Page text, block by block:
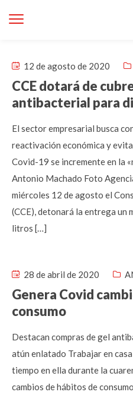
12 de agosto de 2020
CCE dotará de
antibacterial para
El sector empresarial busca
reactivación económica y
Covid-19 se incremente en la
Antonio Machado Foto
miércoles 12 de agosto el
(CCE), detonará la entrega un
litros […]
28 de abril de 2020
Genera Covid
consumo
Destacan compras de gel
atún enlatado Trabajar en
tiempo en ella durante la
cambios de hábitos de